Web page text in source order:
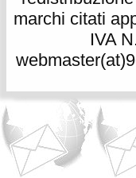
marchi citati
IVA